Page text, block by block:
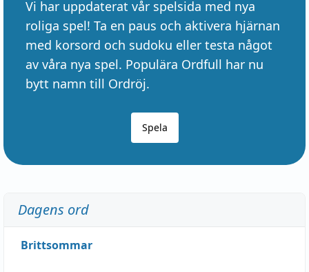
Vi har uppdaterat vår spelsida med nya
roliga spel! Ta en paus och aktivera hjärnan
med korsord och sudoku eller testa något
av våra nya spel. Populära Ordfull har nu
bytt namn till Ordröj.
Spela
Dagens ord
Brittsommar